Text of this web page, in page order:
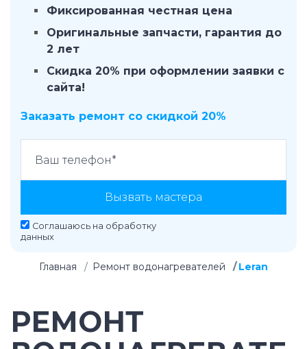
Фиксированная честная цена
Оригинальные запчасти, гарантия до
2 лет
Скидка 20% при оформлении заявки с
сайта!
Заказать ремонт со скидкой 20%
Вызвать мастера
Соглашаюсь на обработку
данных
Главная Ремонт водонагревателей Leran
РЕМОНТ